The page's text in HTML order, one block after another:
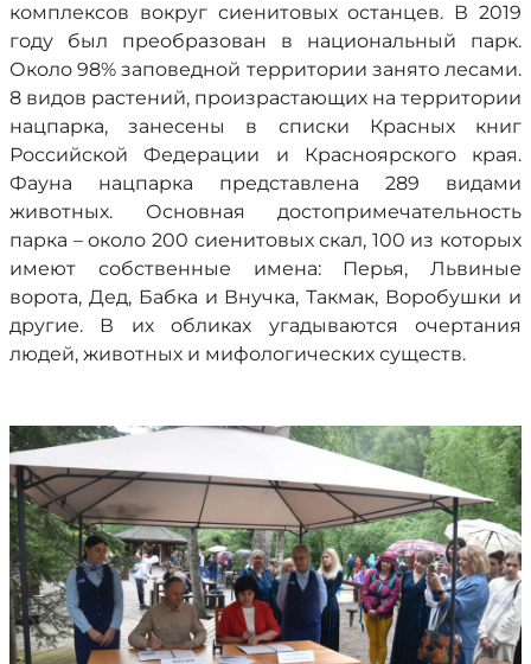
комплексов вокруг сиенитовых останцев. В 2019
году был преобразован в национальный парк.
Около 98% заповедной территории занято лесами.
8 видов растений, произрастающих на территории
нацпарка, занесены в списки Красных книг
Российской Федерации и Красноярского края.
Фауна нацпарка представлена 289 видами
животных. Основная достопримечательность
парка – около 200 сиенитовых скал, 100 из которых
имеют собственные имена: Перья, Львиные
ворота, Дед, Бабка и Внучка, Такмак, Воробушки и
другие. В их обликах угадываются очертания
людей, животных и мифологических существ.